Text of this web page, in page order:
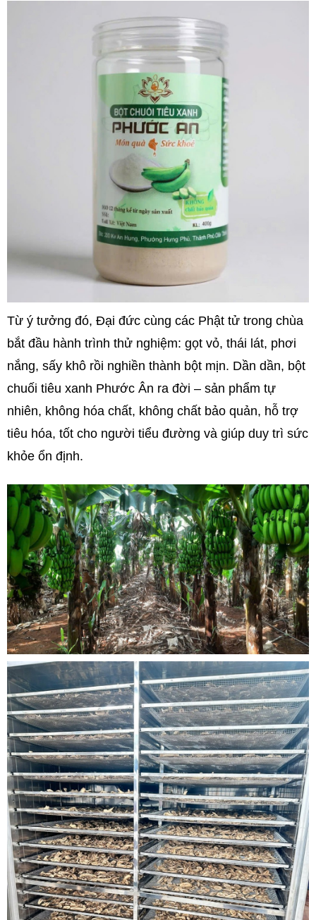
Từ ý tưởng đó, Đại đức cùng các Phật tử trong chùa
bắt đầu hành trình thử nghiệm: gọt vỏ, thái lát, phơi
nắng, sấy khô rồi nghiền thành bột mịn. Dần dần, bột
chuối tiêu xanh Phước Ân ra đời – sản phẩm tự
nhiên, không hóa chất, không chất bảo quản, hỗ trợ
tiêu hóa, tốt cho người tiểu đường và giúp duy trì sức
khỏe ổn định.